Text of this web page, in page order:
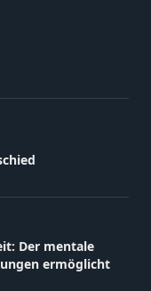
Der mentale
ermöglicht